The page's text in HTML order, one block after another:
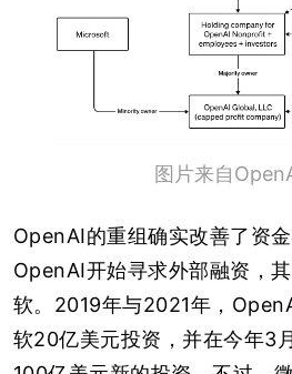
图片来自
OpenAI的重组确实改善了资金
OpenAI开始寻求外部融资，
软。2019年与2021年，
软20亿美元投资，并在今年3